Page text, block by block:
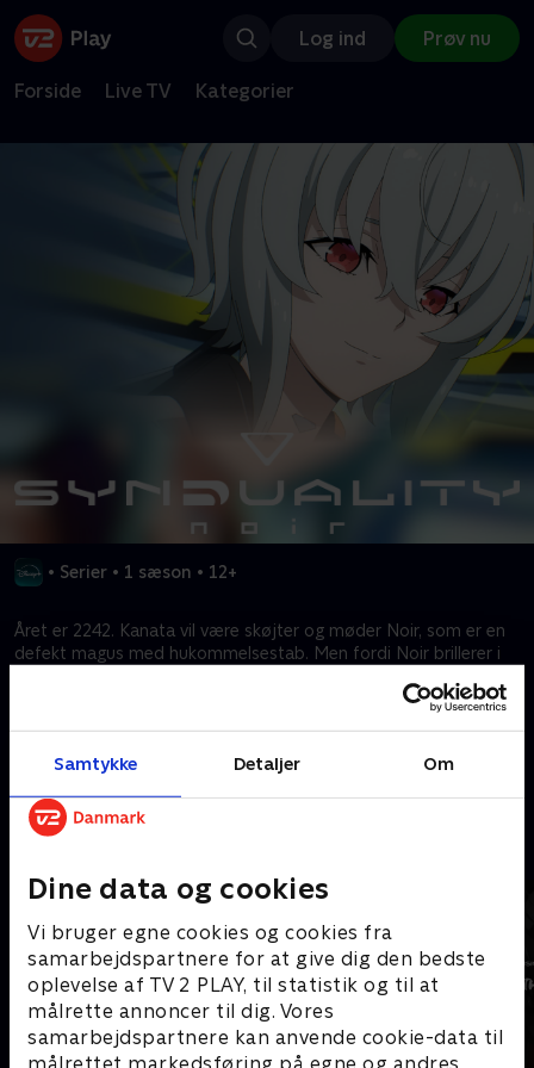
Samtykke Detaljer Om
Dine data og cookies
Vi bruger egne cookies og cookies fra
samarbejdspartnere for at give dig den bedste
oplevelse af TV 2 PLAY, til statistik og til at
målrette annoncer til dig. Vores
samarbejdspartnere kan anvende cookie-data til
Log ind Prøv nu
Forside Live TV Kategorier
• Serier • 1 sæson • 12+
Året er 2242. Kanata vil være skøjter og møder Noir, som er en
defekt magus med hukommelsestab. Men fordi Noir brillerer i
Kræver tilkøb